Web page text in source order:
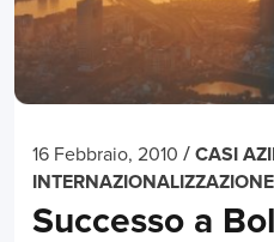
16 Febbraio, 2010 / CASI
INTERNAZIONALIZZAZIONE
Successo a